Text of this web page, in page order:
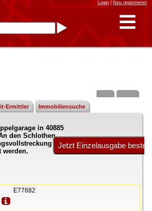
Login| Neu registrieren
für
für Frankfurt
Ermittler Immobiliensuche
in 40885
den Schlothen
werden.
E77682